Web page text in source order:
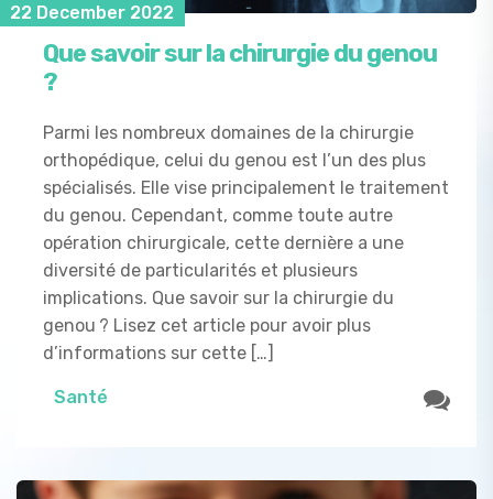
22 December 2022
Que savoir sur la chirurgie du genou
?
Parmi les nombreux domaines de la chirurgie
orthopédique, celui du genou est l’un des plus
spécialisés. Elle vise principalement le traitement
du genou. Cependant, comme toute autre
opération chirurgicale, cette dernière a une
diversité de particularités et plusieurs
implications. Que savoir sur la chirurgie du
genou ? Lisez cet article pour avoir plus
d’informations sur cette […]
Santé